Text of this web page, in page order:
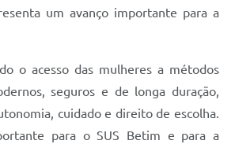
um avanço importante para a
o acesso das mulheres a métodos
seguros e de longa duração,
cuidado e direito de escolha.
para o SUS Betim e para a